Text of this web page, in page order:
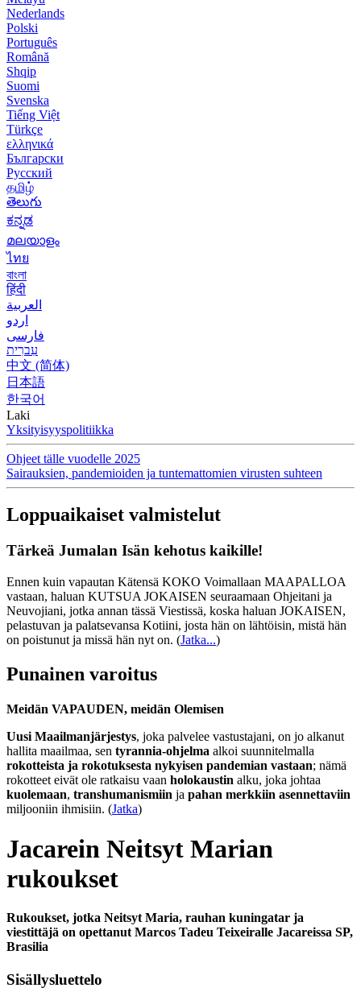
Nederlands
Polski
Português
Română
Shqip
Suomi
Svenska
Tiếng Việt
Türkçe
ελληνικά
Български
Русский
தமிழ்
తెలుగు
ಕನ್ನಡ
മലയാളം
ไทย
বাংলা
हिंदी
العربية
اردو
فارسی
עִברִית
中文 (简体)
日本語
한국어
Laki
Yksityisyyspolitiikka
Ohjeet tälle vuodelle 2025
Sairauksien, pandemioiden ja tuntemattomien virusten suhteen
Loppuaikaiset valmistelut
Tärkeä Jumalan Isän kehotus kaikille!
Ennen kuin vapautan Kätensä KOKO Voimallaan MAAPALLOA
vastaan, haluan KUTSUA JOKAISEN seuraamaan Ohjeitani ja
Neuvojiani, jotka annan tässä Viestissä, koska haluan JOKAISEN,
pelastuvan ja palatsevansa Kotiini, josta hän on lähtöisin, mistä hän
on poistunut ja missä hän nyt on. (Jatka...)
Punainen varoitus
Meidän VAPAUDEN, meidän Olemisen
Uusi Maailmanjärjestys, joka palvelee vastustajani, on jo alkanut
hallita maailmaa, sen tyrannia-ohjelma alkoi suunnitelmalla
rokotteista ja rokotuksesta nykyisen pandemian vastaan; nämä
rokotteet eivät ole ratkaisu vaan holokaustin alku, joka johtaa
kuolemaan, transhumanismiin ja pahan merkkiin asennettaviin
miljooniin ihmisiin. (Jatka)
Jacarein Neitsyt Marian
rukoukset
Rukoukset, jotka Neitsyt Maria, rauhan kuningatar ja
viestittäjä on opettanut Marcos Tadeu Teixeiralle Jacareissa SP,
Brasilia
Sisällysluettelo